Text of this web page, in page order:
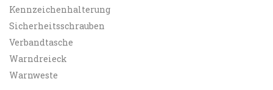
Kennzeichenhalterung
Sicherheitsschrauben
Verbandtasche
Warndreieck
Warnweste